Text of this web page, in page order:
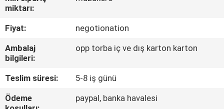
KONTROL
BIZIMLE
ILETIŞIME
GEÇIN
HABERLER
miktarı:
Fiyat:
negotionation
Ambalaj
bilgileri:
opp torba iç ve dış karton karton
Teslim süresi:
5-8 iş günü
Ödeme
paypal, banka havalesi